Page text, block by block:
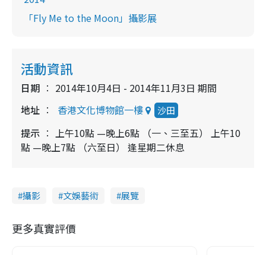
「Fly Me to the Moon」攝影展
活動資訊
日期
2014年10月4日 - 2014年11月3日 期間
地址
香港文化博物館一樓 沙田
提示
上午10點 —晚上6點 （一、三至五） 上午10
點 —晚上7點 （六至日） 逢星期二休息
攝影 文娛藝術 展覽
更多真實評價